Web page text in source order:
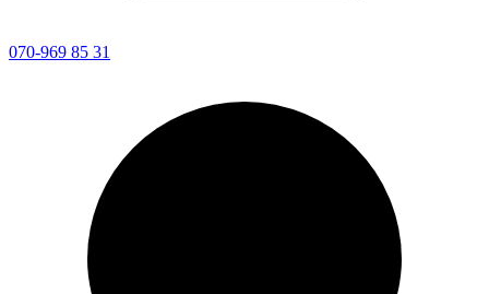
070-969 85 31